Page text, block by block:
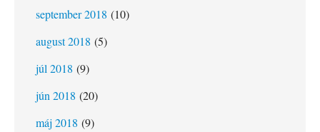
september 2018 (10)
august 2018 (5)
júl 2018 (9)
jún 2018 (20)
máj 2018 (9)